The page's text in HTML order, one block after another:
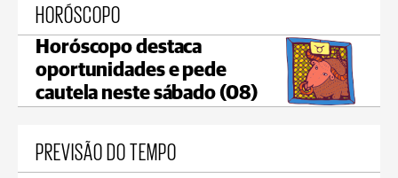
HORÓSCOPO
Horóscopo destaca
oportunidades e pede
cautela neste sábado (08)
PREVISÃO DO TEMPO